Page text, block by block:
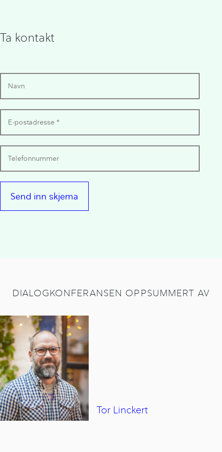
Ta kontakt
DIALOGKONFERANSEN OPPSUMMERT AV
Tor Linckert